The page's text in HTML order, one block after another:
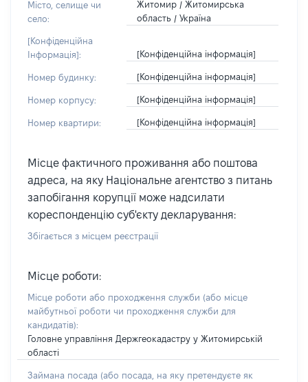
Місто, селище чи
село:
Житомир / Житомирська
область / Україна
[Конфіденційна
Інформація]:
[Конфіденційна інформація]
Номер будинку: [Конфіденційна інформація]
Номер корпусу: [Конфіденційна інформація]
Номер квартири: [Конфіденційна інформація]
Місце фактичного проживання або поштова
адреса, на яку Національне агентство з питань
запобігання корупції може надсилати
кореспонденцію суб'єкту декларування:
Збігається з місцем реєстрації
Місце роботи:
Місце роботи або проходження служби (або місце
майбутньої роботи чи проходження служби для
кандидатів):
Головне управління Держгеокадастру у Житомирській
області
Займана посада (або посада, на яку претендуєте як